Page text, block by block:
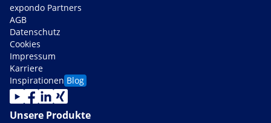
expondo Partners
AGB
Datenschutz
Cookies
Impressum
Karriere
Inspirationen Blog
Unsere Produkte